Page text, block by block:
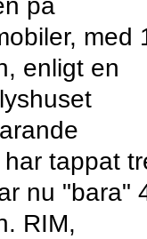
på
med
enligt en
tappat
nu "bara"
RIM,